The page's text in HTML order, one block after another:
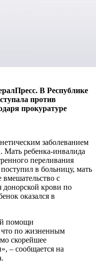
В Республике
против
прокуратуре
заболеванием
Мать ребенка-инвалида
переливания
в больницу, мать
вмешательство с
донорской крови по
оказался в
помощи
что по жизненным
скорейшее
– сообщается на